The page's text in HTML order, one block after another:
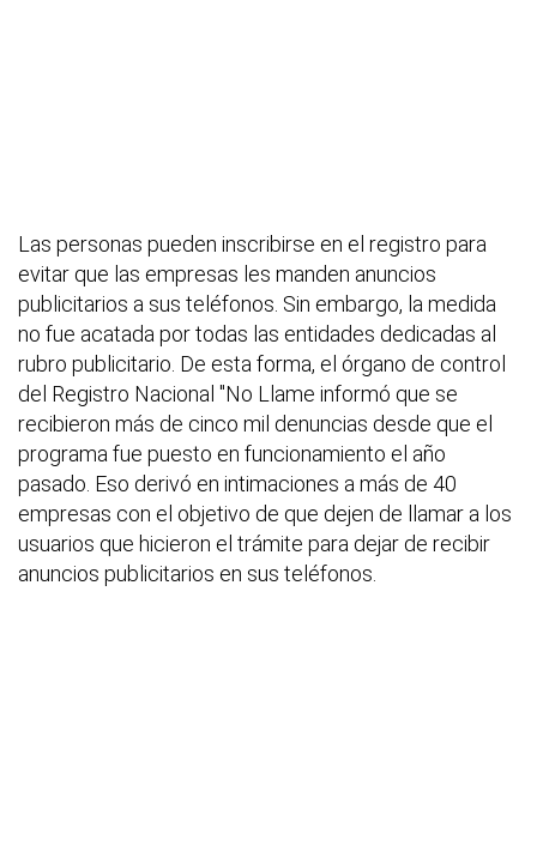
Las personas pueden inscribirse en el registro para
evitar que las empresas les manden anuncios
publicitarios a sus teléfonos. Sin embargo, la medida
no fue acatada por todas las entidades dedicadas al
rubro publicitario. De esta forma, el órgano de control
del Registro Nacional "No Llame informó que se
recibieron más de cinco mil denuncias desde que el
programa fue puesto en funcionamiento el año
pasado. Eso derivó en intimaciones a más de 40
empresas con el objetivo de que dejen de llamar a los
usuarios que hicieron el trámite para dejar de recibir
anuncios publicitarios en sus teléfonos.